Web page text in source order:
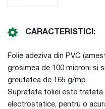
CARACTERISTICI:
Folie adeziva din PVC
grosimea de 100 microni si
greutatea de 165 g/mp.
Suprafata foliei este tratata
electrostatice, pentru o